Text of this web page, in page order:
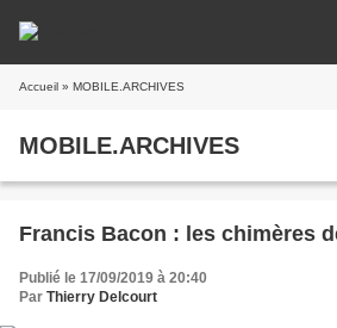
Accueil » MOBILE.ARCHIVES
MOBILE.ARCHIVES
Francis Bacon : les chimères
Publié le 17/09/2019 à 20:40
Par Thierry Delcourt